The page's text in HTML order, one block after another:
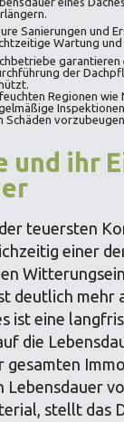
Sanierungen und
Wartung und
garantieren
der
Regionen
Schäden vorzubeugen.
und ihr
teuersten
einer
deutlich mehr
ist eine
die
gesamten
stellt das